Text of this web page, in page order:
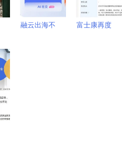
技能竞赛圆
满落幕
务为引擎，
助推信息技
融云出海不
富士康再度